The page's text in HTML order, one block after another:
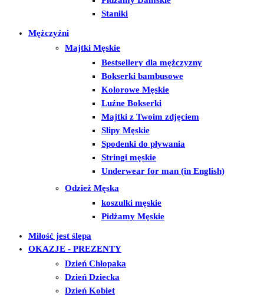
Staniki
Mężczyźni
Majtki Męskie
Bestsellery dla mężczyzny
Bokserki bambusowe
Kolorowe Męskie
Luźne Bokserki
Majtki z Twoim zdjęciem
Slipy Męskie
Spodenki do pływania
Stringi męskie
Underwear for man (in English)
Odzież Męska
koszulki męskie
Pidżamy Męskie
Miłość jest ślepa
OKAZJE - PREZENTY
Dzień Chłopaka
Dzień Dziecka
Dzień Kobiet